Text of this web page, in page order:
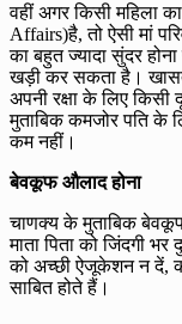
वहीं अगर किसी महिला
Affairs)है, तो ऐसी मां
का बहुत ज्यादा सुंदर
खड़ी कर सकता है।
अपनी रक्षा के लिए
मुताबिक कमजोर पति के
कम नहीं।
बेवकूफ औलाद होना
चाणक्य के मुताबिक
माता पिता को जिंदगी
को अच्छी ऐजूकेशन न दें,
साबित होते हैं।